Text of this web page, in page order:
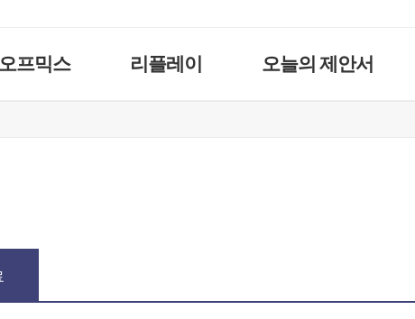
프믹스 리플레이 오늘의 제안서